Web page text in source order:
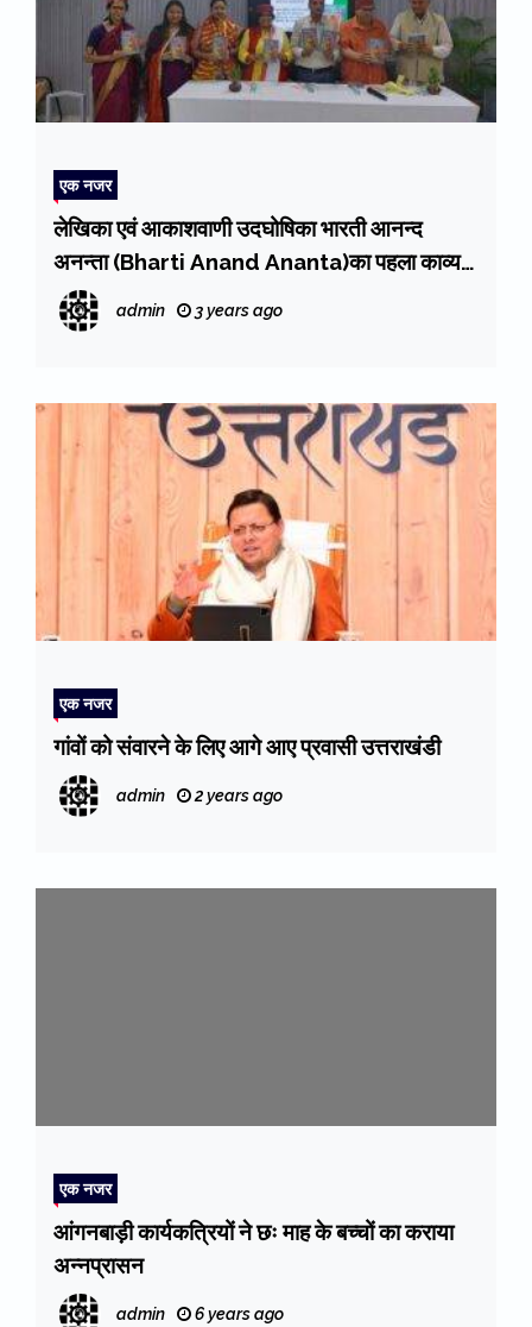
एक नजर
लेखिका एवं आकाशवाणी उदघोषिका भारती आनन्द
अनन्ता (Bharti Anand Ananta)का पहला काव्य
संकलन का विमोचन
admin 3 years ago
एक नजर
गांवों को संवारने के लिए आगे आए प्रवासी उत्तराखंडी
admin 2 years ago
एक नजर
आंगनबाड़ी कार्यकत्रियों ने छः माह के बच्चों का कराया
अन्नप्रासन
admin 6 years ago